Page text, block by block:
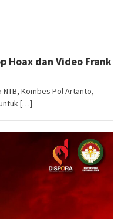
Hoax dan Video Frank
NTB, Kombes Pol Artanto,
[…]